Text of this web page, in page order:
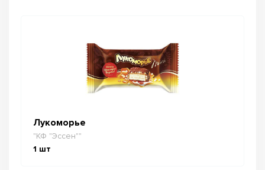
Лукоморье
"КФ "Эссен""
1 шт